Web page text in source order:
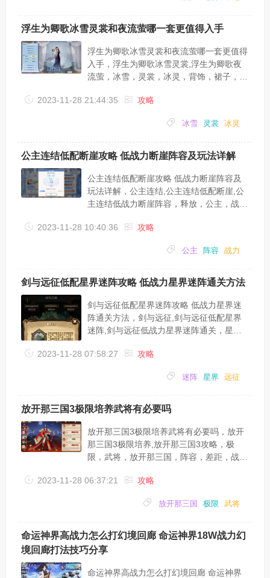
力打法五星的茉莉有着不俗的持续奶力与提
来说比3星的安娜要好用不少对于猎妈而言
各自大佬都知道是可以不用盾的，而用...
浮生为卿歌冰雪灵裳和夜流萤哪一套更值得入手
浮生为卿歌冰雪灵裳和夜流萤哪一套更值得
入手，浮生为卿歌冰雪灵裳,浮生为卿歌夜
流萤，冰雪，灵裳，冰灵，背饰，裙子，战
服出来，很多平民玩家不知道优先弄哪一套
冰雪灵裳和夜流萤哪一套更值得入手：很多
是裙子和背饰特别美，头发一般。就战力而
高4000多，背饰高7000多价格我觉得拿下
是差不多的，想要战力的肯定拿夜流萤。...
2023-11-28 21:44:35 攻略
冰雪 灵裳 冰灵
公主连结低配断崖攻略 低战力断崖阵容及玩法详解
公主连结低配断崖攻略 低战力断崖阵容及
玩法详解，公主连结,公主连结低配断崖,公
主连结低战力断崖阵容，释放，公主，战
多小伙伴不知道低战力断崖阵容及玩法，也
家了解一下公主连结低配断崖攻略;公主连
需要部分装备强化(技能回复)优衣 必须二
丁 二星及以上千歌 二星及以上真步 三星及
以上 (没有真步可以换其他辅助回怒气...
2023-11-28 10:40:36 攻略
公主 阵容 战力
剑与远征低配星界迷阵攻略 低战力星界迷阵通关方法
剑与远征低配星界迷阵攻略 低战力星界迷
阵通关方法，剑与远征,剑与远征低配星界
迷阵,剑与远征低战力星界迷阵通关，星
远征手游中很多小伙伴不知道低战力星界迷
天小编就带着大家看看剑与远征低配星界迷
180，白光盾170，红商人160，小弟153-
一堆没用的，但是!不重要!冰火剑一定要拿
到!另外，如果也是像我一样超低配的...
2023-11-28 07:58:27 攻略
迷阵 星界 远征
放开那三国3极限培养武将有必要吗
放开那三国3极限培养武将有必要吗，放开
那三国3极限培养,放开那三国3攻略，极
限，武将，放开那三国，阵容，差距，战
一种发展思路，那么放开那三国3极限培养
编分享的放开那三国3极限培养分析吧：从
中是行不通的，具体的内容，我们来看一下
～～～一、资源是可以够培养六个武将的放
极限一个武将也不会对你的阵容有很大的提
2023-11-28 06:37:21 攻略
放开那三国 极限 武将
命运神界高战力怎么打幻境回廊 命运神界18W战力幻
境回廊打法技巧分享
命运神界高战力怎么打幻境回廊 命运神界